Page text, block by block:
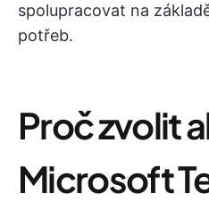
spolupracovat na
potřeb.
Proč zvolit
Microsoft